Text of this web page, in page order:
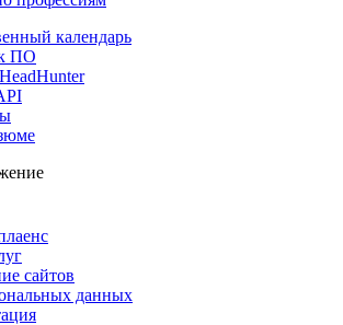
календарь
ПО
сайтов
данных